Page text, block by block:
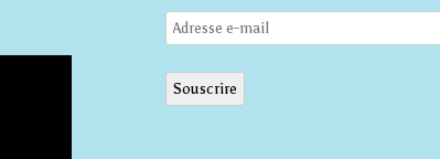
Adresse
e-
mail
Souscrire